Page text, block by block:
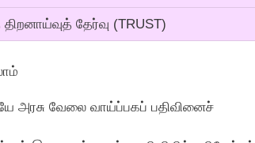
தேர்வு (TRUST)
அரசு வேலை வாய்ப்பகப் பதிவினைச்